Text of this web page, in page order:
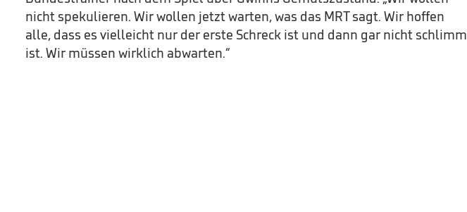
nicht spekulieren. Wir wollen jetzt warten, was das MRT sagt. Wir hoffen
alle, dass es vielleicht nur der erste Schreck ist und dann gar nicht schlimm
ist. Wir müssen wirklich abwarten.“